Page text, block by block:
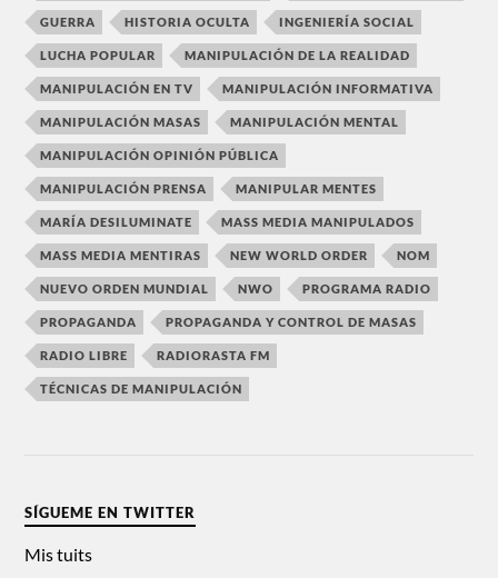
GUERRA HISTORIA OCULTA INGENIERÍA SOCIAL
LUCHA POPULAR MANIPULACIÓN DE LA REALIDAD
MANIPULACIÓN EN TV MANIPULACIÓN INFORMATIVA
MANIPULACIÓN MASAS MANIPULACIÓN MENTAL
MANIPULACIÓN OPINIÓN PÚBLICA
MANIPULACIÓN PRENSA MANIPULAR MENTES
MARÍA DESILUMINATE MASS MEDIA MANIPULADOS
MASS MEDIA MENTIRAS NEW WORLD ORDER NOM
NUEVO ORDEN MUNDIAL NWO PROGRAMA RADIO
PROPAGANDA PROPAGANDA Y CONTROL DE MASAS
RADIO LIBRE RADIORASTA FM
TÉCNICAS DE MANIPULACIÓN
SÍGUEME EN TWITTER
Mis tuits